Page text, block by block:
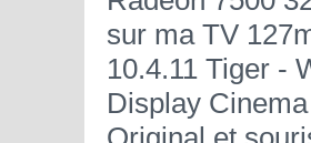
sur ma TV
10.4.11 Tiger -
Display